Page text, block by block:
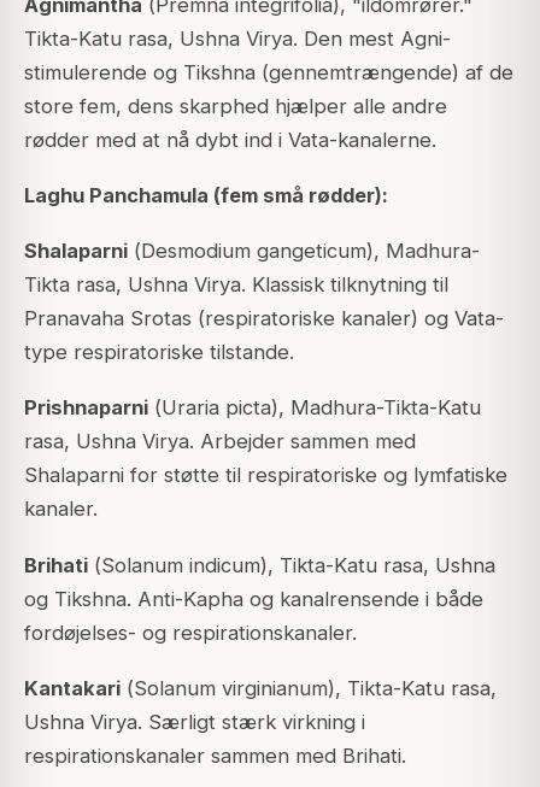
Tikta-Katu rasa, Ushna Virya. Den mest Agni-
stimulerende og Tikshna (gennemtrængende) af de
store fem, dens skarphed hjælper alle andre
rødder med at nå dybt ind i Vata-kanalerne.
Laghu Panchamula (fem små rødder):
Shalaparni (Desmodium gangeticum), Madhura-
Tikta rasa, Ushna Virya. Klassisk tilknytning til
Pranavaha Srotas (respiratoriske kanaler) og Vata-
type respiratoriske tilstande.
Prishnaparni (Uraria picta), Madhura-Tikta-Katu
rasa, Ushna Virya. Arbejder sammen med
Shalaparni for støtte til respiratoriske og lymfatiske
kanaler.
Brihati (Solanum indicum), Tikta-Katu rasa, Ushna
og Tikshna. Anti-Kapha og kanalrensende i både
fordøjelses- og respirationskanaler.
Kantakari (Solanum virginianum), Tikta-Katu rasa,
Ushna Virya. Særligt stærk virkning i
respirationskanaler sammen med Brihati.